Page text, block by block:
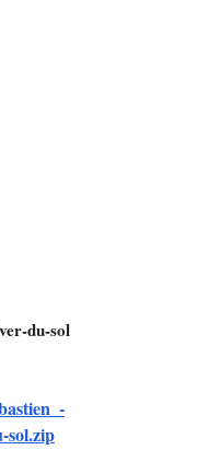
du-sol
sol.zip